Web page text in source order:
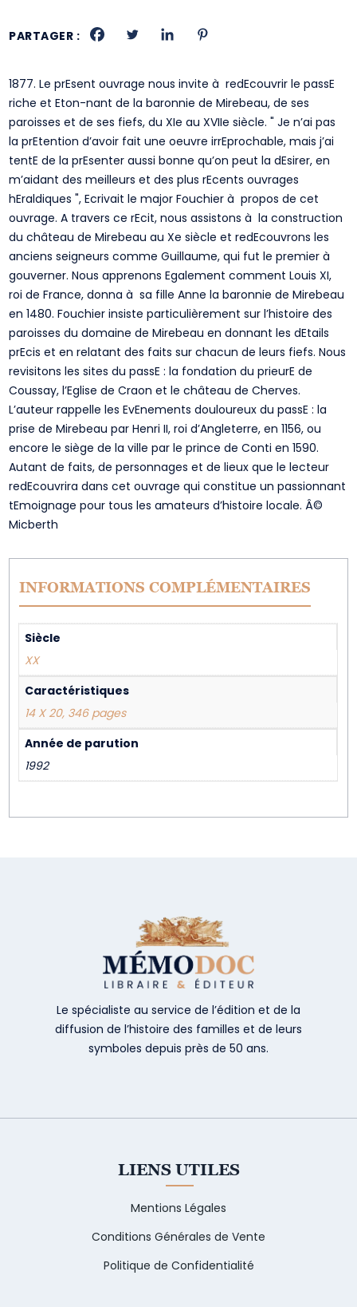
PARTAGER :
1877. Le prEsent ouvrage nous invite à redEcouvrir le passE
riche et Eton-nant de la baronnie de Mirebeau, de ses
paroisses et de ses fiefs, du XIe au XVIIe siècle. " Je n’ai pas
la prEtention d’avoir fait une oeuvre irrEprochable, mais j’ai
tentE de la prEsenter aussi bonne qu’on peut la dEsirer, en
m’aidant des meilleurs et des plus rEcents ouvrages
hEraldiques ", Ecrivait le major Fouchier à propos de cet
ouvrage. A travers ce rEcit, nous assistons à la construction
du château de Mirebeau au Xe siècle et redEcouvrons les
anciens seigneurs comme Guillaume, qui fut le premier à
gouverner. Nous apprenons Egalement comment Louis XI,
roi de France, donna à sa fille Anne la baronnie de Mirebeau
en 1480. Fouchier insiste particulièrement sur l’histoire des
paroisses du domaine de Mirebeau en donnant les dEtails
prEcis et en relatant des faits sur chacun de leurs fiefs. Nous
revisitons les sites du passE : la fondation du prieurE de
Coussay, l’Eglise de Craon et le château de Cherves.
L’auteur rappelle les EvEnements douloureux du passE : la
prise de Mirebeau par Henri II, roi d’Angleterre, en 1156, ou
encore le siège de la ville par le prince de Conti en 1590.
Autant de faits, de personnages et de lieux que le lecteur
redEcouvrira dans cet ouvrage qui constitue un passionnant
tEmoignage pour tous les amateurs d’histoire locale. Â©
Micberth
INFORMATIONS COMPLÉMENTAIRES
Siècle
XX
Caractéristiques
14 X 20, 346 pages
Année de parution
1992
Le spécialiste au service de l’édition et de la
diffusion de l’histoire des familles et de leurs
symboles depuis près de 50 ans.
LIENS UTILES
Mentions Légales
Conditions Générales de Vente
Politique de Confidentialité